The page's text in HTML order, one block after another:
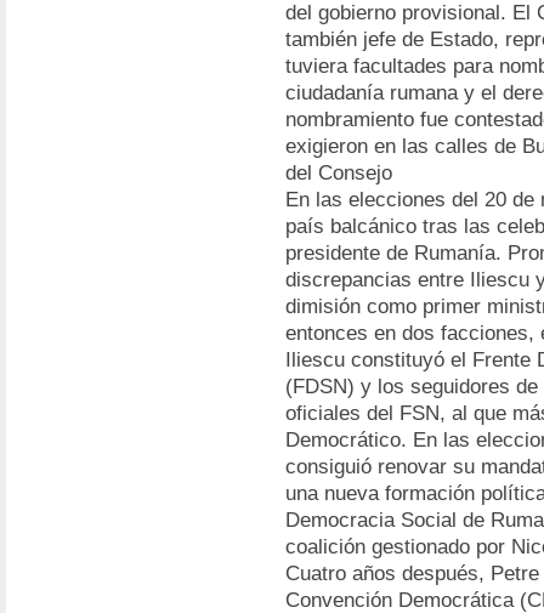
del gobierno provisional. El
también jefe de Estado,
tuviera facultades para
ciudadanía rumana y el
nombramiento fue
exigieron en las calles de
del Consejo
En las elecciones del 20
país balcánico tras las
presidente de Rumanía.
discrepancias entre Iliescu
dimisión como primer
entonces en dos
Iliescu constituyó el Frente
(FDSN) y los seguidores
oficiales del FSN, al que
Democrático. En las
consiguió renovar su
una nueva formación
Democracia Social de
coalición gestionado por
Cuatro años después,
Convención Democrática